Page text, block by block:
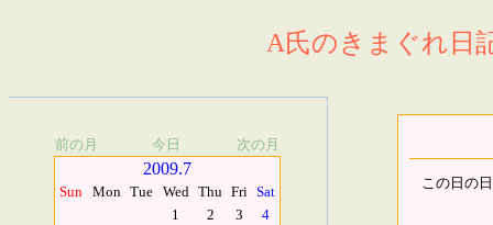
A氏のきまぐれ日
前の月 今日 次の月
2009.7
Sun Mon Tue Wed Thu Fri Sat
1
2 3
4
この日の